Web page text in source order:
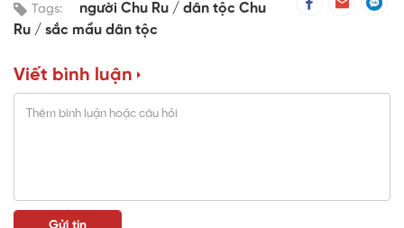
Tags: người Chu Ru
dân tộc Chu
Ru
sắc mầu dân tộc
Viết bình luận